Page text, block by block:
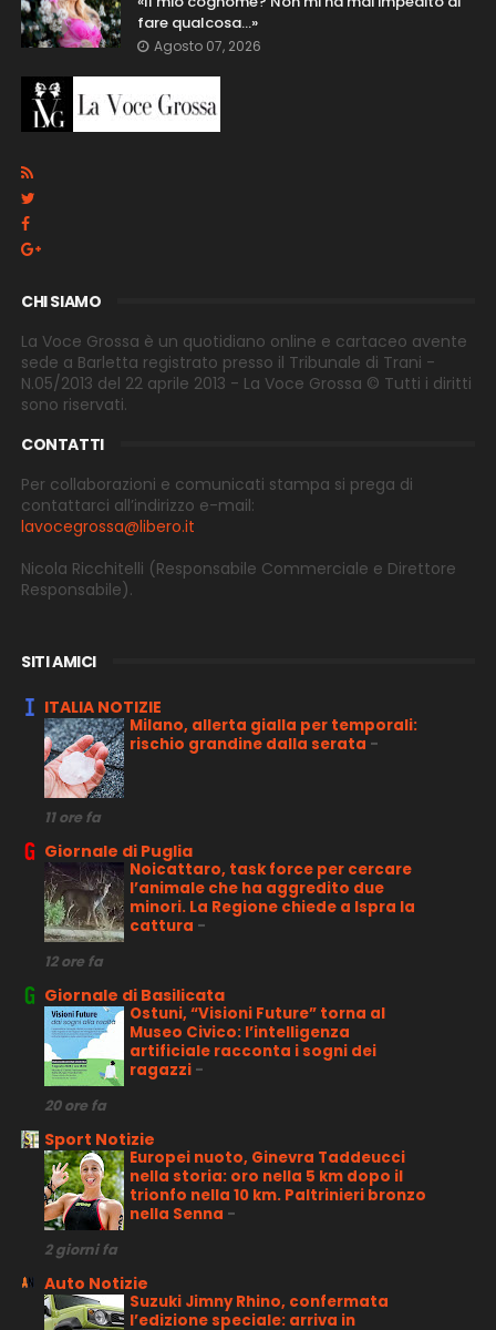
fare qualcosa…»
Agosto 07, 2026
CHI SIAMO
La Voce Grossa è un quotidiano online e cartaceo avente
sede a Barletta registrato presso il Tribunale di Trani -
N.05/2013 del 22 aprile 2013 - La Voce Grossa © Tutti i diritti
sono riservati.
CONTATTI
Per collaborazioni e comunicati stampa si prega di
contattarci all’indirizzo e-mail:
lavocegrossa@libero.it
Nicola Ricchitelli (Responsabile Commerciale e Direttore
Responsabile).
SITI AMICI
ITALIA NOTIZIE
Milano, allerta gialla per temporali:
rischio grandine dalla serata -
11 ore fa
Giornale di Puglia
Noicattaro, task force per cercare
l’animale che ha aggredito due
minori. La Regione chiede a Ispra la
cattura -
12 ore fa
Giornale di Basilicata
Ostuni, “Visioni Future” torna al
Museo Civico: l’intelligenza
artificiale racconta i sogni dei
ragazzi -
20 ore fa
Sport Notizie
Europei nuoto, Ginevra Taddeucci
nella storia: oro nella 5 km dopo il
trionfo nella 10 km. Paltrinieri bronzo
nella Senna -
2 giorni fa
Auto Notizie
Suzuki Jimny Rhino, confermata
l’edizione speciale: arriva in